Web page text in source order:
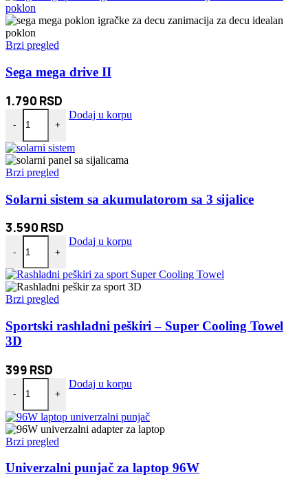
Brzi pregled
Sega mega drive II
1.790 RSD
-
Sega mega drive II količina
+
Dodaj u korpu
Brzi pregled
Solarni sistem sa akumulatorom sa 3 sijalice
3.590 RSD
-
Solarni sistem sa akumulatorom sa 3 sijalice količina
+
Dodaj u korpu
Brzi pregled
Sportski rashladni peškiri – Super Cooling Towel
3D
399 RSD
-
Sportski rashladni peškiri - Super Cooling Towel 3D količina
+
Dodaj u korpu
Brzi pregled
Univerzalni punjač za laptop 96W